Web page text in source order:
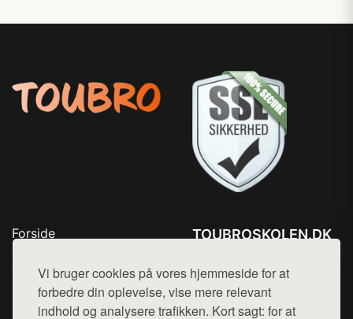
Vi bruger cookies på vores hjemmeside for at
forbedre din oplevelse, vise mere relevant
indhold og analysere trafikken. Kort sagt: for at
Forside
Top Rabatter
Blog
Kontakt
TOUBROSKOLEN.DK
Mail: hej@want.dk